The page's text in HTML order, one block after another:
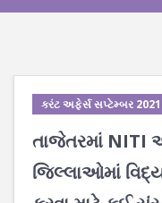
કરંટ અફેર્સ સપ્ટેમ્બર
તાજેતરમાં NITI
જિલ્લાઓમાં